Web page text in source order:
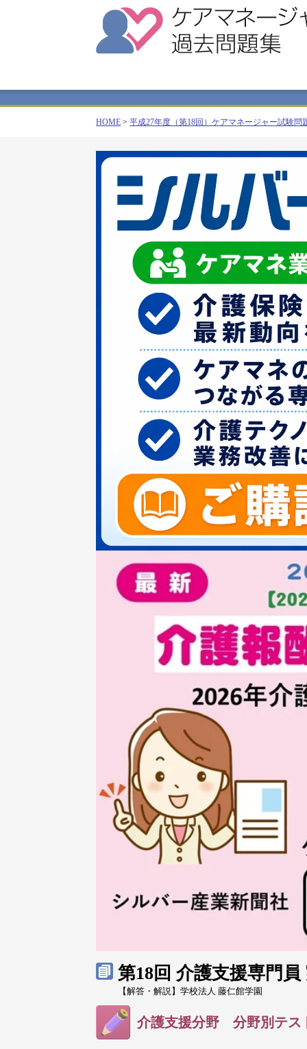
HOME > 平成27年度（第18回）ケアマネージャー試験問
第18回 介護支援専門
【解答・解説】学校法人 藤仁館学園
介護支援分野 分野別テス